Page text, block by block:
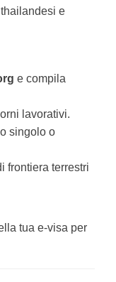
e
e compila
lavorativi.
singolo o
frontiera terrestri
tua e-visa per